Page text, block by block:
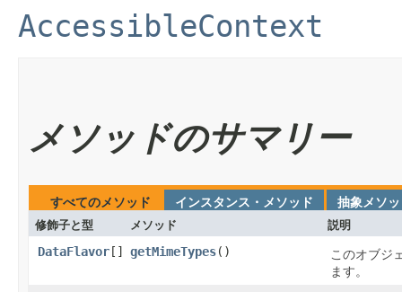
AccessibleContext
メソッドのサマリー
すべてのメソッド インスタンス・メソッド
抽象メソ
修飾子と型
メソッド 説明
DataFlavor [] getMimeTypes​()
このオブジ
ます。